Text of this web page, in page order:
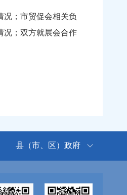
；市贸促会相关负
况；双方就展会合作
县（市、区）政府